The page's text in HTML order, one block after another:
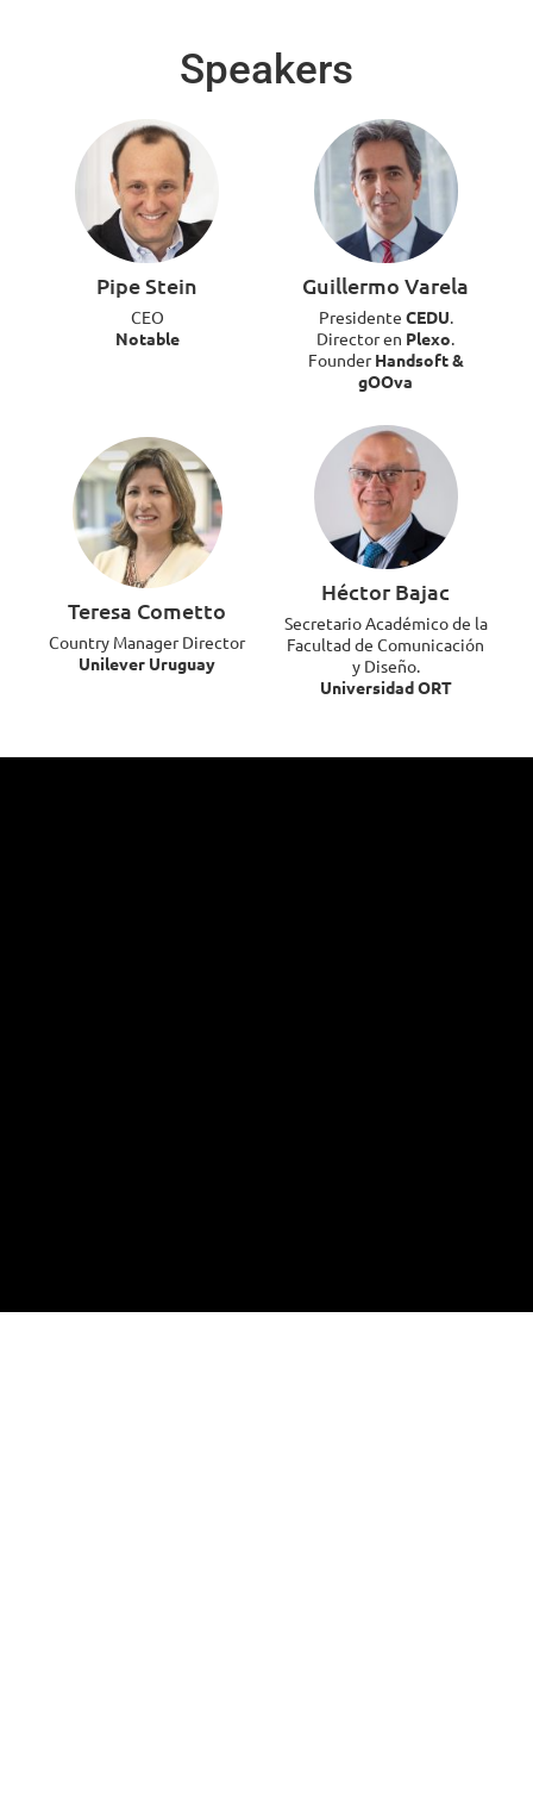
Speakers
Pipe Stein
CEO
Notable
Teresa Cometto
Country Manager Director
Unilever Uruguay
Guillermo Varela
Presidente CEDU.
Director en Plexo.
FounderHandsoft &
gOOva
Héctor Bajac
Secretario Académico de la
Facultad de Comunicación
y Diseño.
Universidad ORT